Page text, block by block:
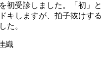
初受診しました。「初」と
キしますが、拍子抜けする
た。